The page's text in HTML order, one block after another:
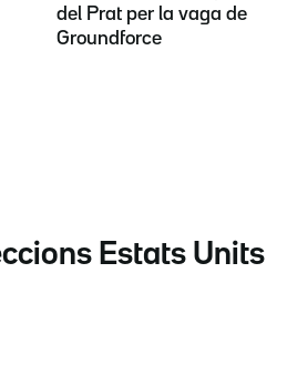
del Prat per la vaga de
Groundforce
Estats Units